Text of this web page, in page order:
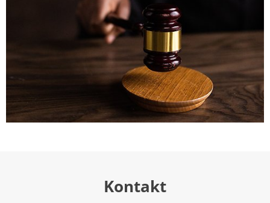
Kontakt